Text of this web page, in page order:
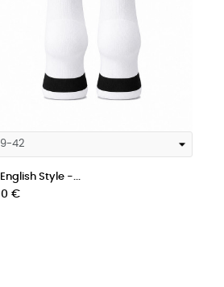
English Style -...
€